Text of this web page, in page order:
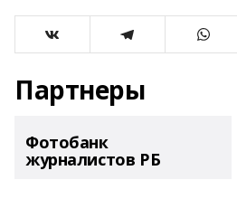
Партнеры
Фотобанк
журналистов РБ